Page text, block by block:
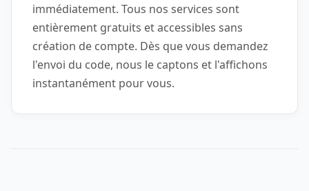
immédiatement. Tous nos services sont
entièrement gratuits et accessibles sans
création de compte. Dès que vous demandez
l'envoi du code, nous le captons et l'affichons
instantanément pour vous.